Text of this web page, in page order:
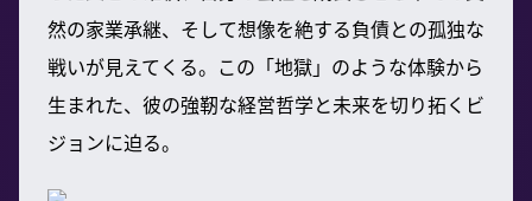
然の家業承継、そして想像を絶する負債との孤独な
戦いが見えてくる。この「地獄」のような体験から
生まれた、彼の強靭な経営哲学と未来を切り拓くビ
ジョンに迫る。